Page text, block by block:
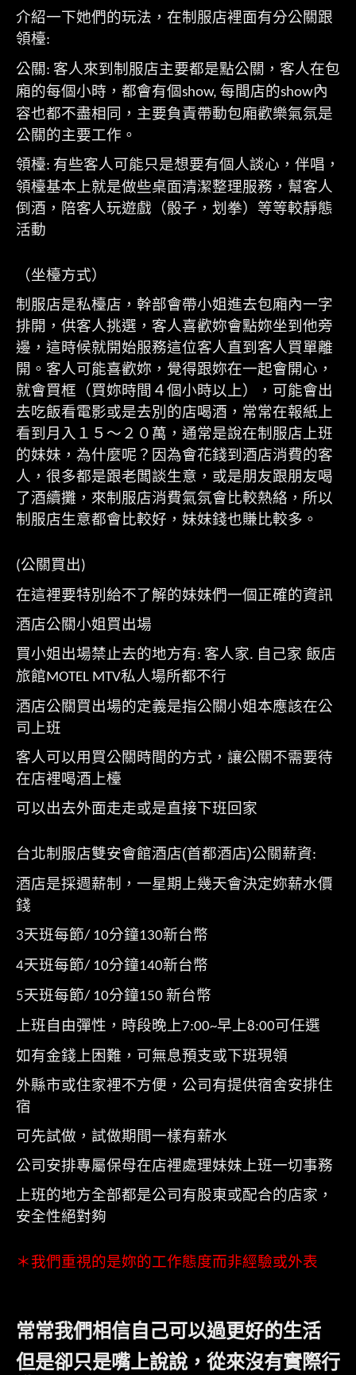
介紹一下她們的玩法，在制服店裡面有分公關跟
領檯:
公關: 客人來到制服店主要都是點公關，客人在包
廂的每個小時，都會有個show, 每間店的show內
容也都不盡相同，主要負責帶動包廂歡樂氣氛是
公關的主要工作。
領檯: 有些客人可能只是想要有個人談心，伴唱，
領檯基本上就是做些桌面清潔整理服務，幫客人
倒酒，陪客人玩遊戲（骰子，划拳）等等較靜態
活動
（坐檯方式）
制服店是私檯店，幹部會帶小姐進去包廂內一字
排開，供客人挑選，客人喜歡妳會點妳坐到他旁
邊，這時候就開始服務這位客人直到客人買單離
開。客人可能喜歡妳，覺得跟妳在一起會開心，
就會買框（買妳時間４個小時以上），可能會出
去吃飯看電影或是去別的店喝酒，常常在報紙上
看到月入１５～２０萬，通常是說在制服店上班
的妹妹，為什麼呢？因為會花錢到酒店消費的客
人，很多都是跟老闆談生意，或是朋友跟朋友喝
了酒續攤，來制服店消費氣氛會比較熱絡，所以
制服店生意都會比較好，妹妹錢也賺比較多。
(公關買出)
在這裡要特別給不了解的妹妹們一個正確的資訊
酒店公關小姐買出場
買小姐出場禁止去的地方有: 客人家. 自己家 飯店
旅館MOTEL MTV私人場所都不行
酒店公關買出場的定義是指公關小姐本應該在公
司上班
客人可以用買公關時間的方式，讓公關不需要待
在店裡喝酒上檯
可以出去外面走走或是直接下班回家
台北制服店雙安會館酒店(首都酒店)公關薪資:
酒店是採週薪制，一星期上幾天會決定妳薪水價
錢
3天班每節/ 10分鐘130新台幣
4天班每節/ 10分鐘140新台幣
5天班每節/ 10分鐘150 新台幣
上班自由彈性，時段晚上7:00~早上8:00可任選
如有金錢上困難，可無息預支或下班現領
外縣市或住家裡不方便，公司有提供宿舍安排住
宿
可先試做，試做期間一樣有薪水
公司安排專屬保母在店裡處理妹妹上班一切事務
上班的地方全部都是公司有股東或配合的店家，
安全性絕對夠
＊我們重視的是妳的工作態度而非經驗或外表
常常我們相信自己可以過更好的生活
但是卻只是嘴上說說，從來沒有實際行